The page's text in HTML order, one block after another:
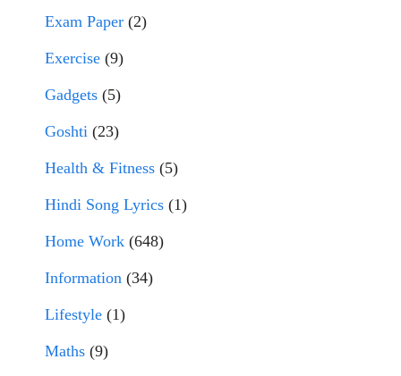
Exam Paper (2)
Exercise (9)
Gadgets (5)
Goshti (23)
Health & Fitness (5)
Hindi Song Lyrics (1)
Home Work (648)
Information (34)
Lifestyle (1)
Maths (9)